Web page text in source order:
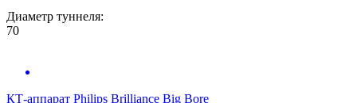
Диаметр туннеля:
70
КТ-аппарат Philips Brilliance Big Bore